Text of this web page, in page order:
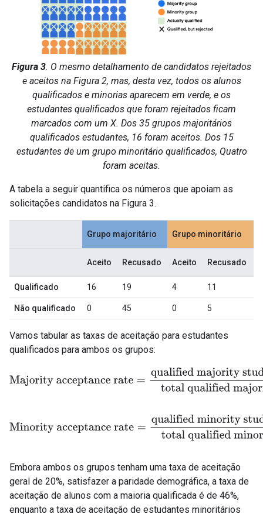
Figura 3. O mesmo detalhamento de candidatos rejeitados
e aceitos na Figura 2, mas, desta vez, todos os alunos
qualificados e minorias aparecem em verde, e os
estudantes qualificados que foram rejeitados ficam
marcados com um X. Dos 35 grupos majoritários
qualificados estudantes, 16 foram aceitos. Dos 15
estudantes de um grupo minoritário qualificados, Quatro
foram aceitas.
A tabela a seguir quantifica os números que apoiam as
solicitações candidatos na Figura 3.
Grupo majoritário Grupo minoritário
Aceito Recusado Aceito Recusado
Qualificado 16 19 4 11
Não qualificado 0 45 0 5
Vamos tabular as taxas de aceitação para estudantes
qualificados para ambos os grupos:
Majority acceptance rate qualified majority students
Minority acceptance rate qualified minority students
Embora ambos os grupos tenham uma taxa de aceitação
geral de 20%, satisfazer a paridade demográfica, a taxa de
aceitação de alunos com a maioria qualificada é de 46%,
enquanto a taxa de aceitação de estudantes minoritários